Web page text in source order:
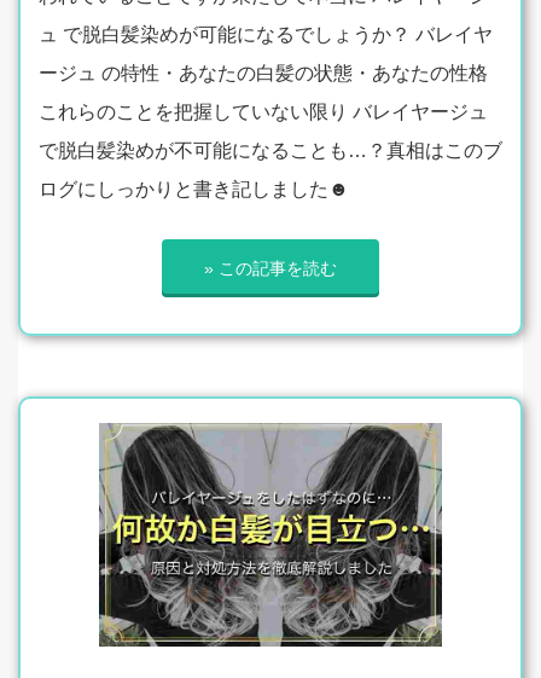
ュ で脱白髪染めが可能になるでしょうか？ バレイヤ
ージュ の特性・あなたの白髪の状態・あなたの性格
これらのことを把握していない限り バレイヤージュ
で脱白髪染めが不可能になることも…？真相はこのブ
ログにしっかりと書き記しました☻
» この記事を読む